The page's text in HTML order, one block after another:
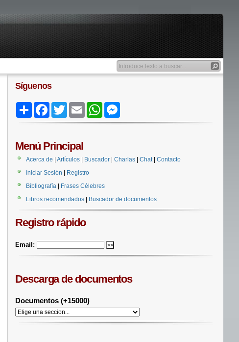
Síguenos
Share FacebookTwitter Email WhatsApp
Menú Principal
Acerca de Artículos Buscador Charlas Chat| Contacto
Iniciar Sesión
Registro
Bibliografía
Frases Célebres
Libros recomendados
Buscador de documentos
Registro rápido
Email:
Descarga de documentos
Documentos (+15000)